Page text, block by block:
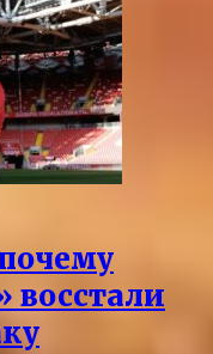
восстали